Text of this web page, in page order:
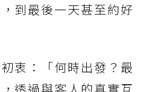
到最後一天甚至約好
衷：「何時出發？最